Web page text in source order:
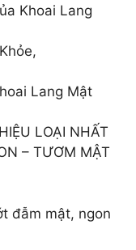
Khoai Lang
Lang Mật
LOẠI NHẤT
– TƯƠM MẬT
đẫm mật, ngon